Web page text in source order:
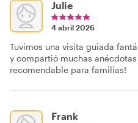
Julie
4 abril 2026
Tuvimos una visita guiada
y compartió muchas
recomendable para familias!
Frank